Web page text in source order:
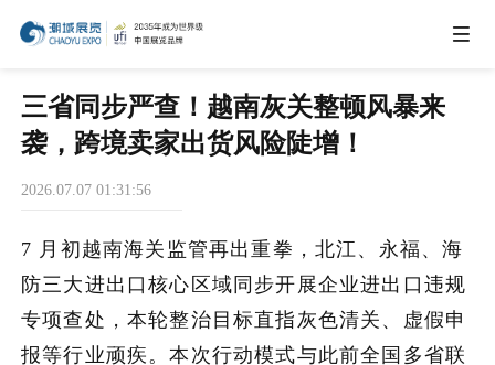
IEAE
IGHE
CHWE
三省同步严查！越南灰关整顿风暴来
袭，跨境卖家出货风险陡增！
2026.07.07 01:31:56
7 月初越南海关监管再出重拳，北江、永福、海
防三大进出口核心区域同步开展企业进出口违规
专项查处，本轮整治目标直指灰色清关、虚假申
报等行业顽疾。本次行动模式与此前全国多省联